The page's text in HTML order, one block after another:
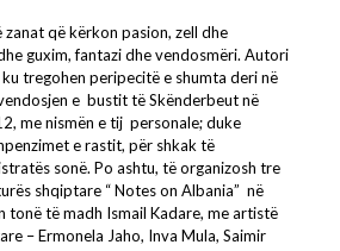
zanat që kërkon pasion, zell dhe
guxim, fantazi dhe vendosmëri. Autori
tregohen peripecitë e shumta deri në
e bustit të Skënderbeut në
me nismën e tij personale; duke
e rastit, për shkak të
sonë. Po ashtu, të organizosh tre
shqiptare “ Notes on Albania” në
tonë të madh Ismail Kadare, me artistë
– Ermonela Jaho, Inva Mula, Saimir